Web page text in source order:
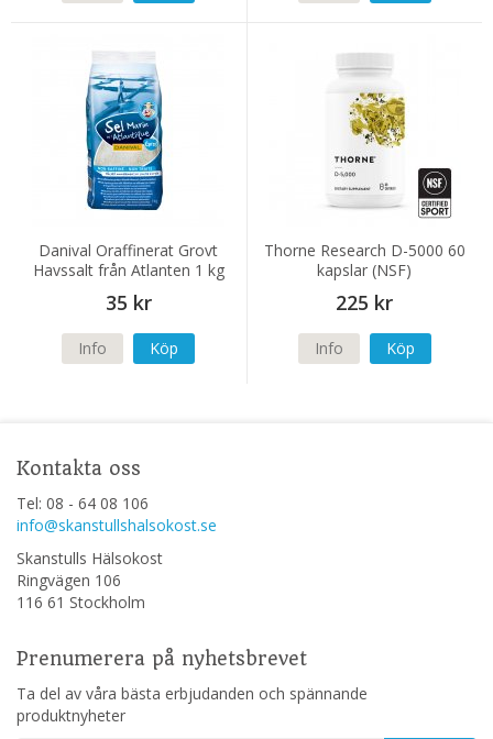
Danival Oraffinerat Grovt
Havssalt från Atlanten 1 kg
35 kr
Info Köp
Thorne Research D-5000 60
kapslar (NSF)
225 kr
Info Köp
Kontakta oss
Tel: 08 - 64 08 106
info@skanstullshalsokost.se
Skanstulls Hälsokost
Ringvägen 106
116 61 Stockholm
Prenumerera på nyhetsbrevet
Ta del av våra bästa erbjudanden och spännande
produktnyheter